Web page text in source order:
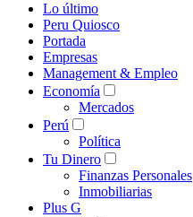
Lo último
Peru Quiosco
Portada
Empresas
Management & Empleo
Economía
Mercados
Perú
Política
Tu Dinero
Finanzas Personales
Inmobiliarias
Plus G